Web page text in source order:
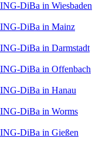
ING-DiBa in Wiesbaden
ING-DiBa in Mainz
ING-DiBa in Darmstadt
ING-DiBa in Offenbach
ING-DiBa in Hanau
ING-DiBa in Worms
ING-DiBa in Gießen